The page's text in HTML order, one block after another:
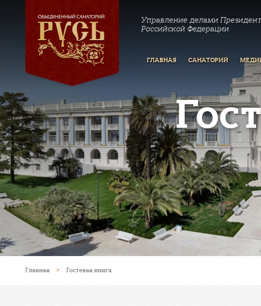
Управление делами
Российской Федерации
ГЛАВНАЯ САНАТОРИЙ
Главная > Гостевая книга